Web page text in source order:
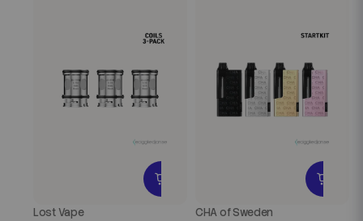
Lost Vape CHA of Sweden